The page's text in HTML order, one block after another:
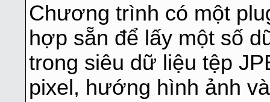
Chương trình có một
hợp sẵn để lấy một số
trong siêu dữ liệu tệp
pixel, hướng hình ảnh